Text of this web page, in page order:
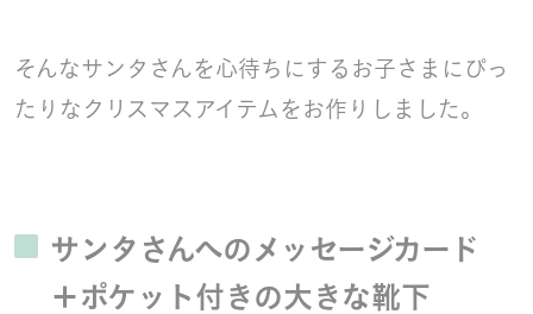
そんなサンタさんを心待ちにするお子さまにぴっ
たりなクリスマスアイテムをお作りしました。
サンタさんへのメッセージカード
＋ポケット付きの大きな靴下